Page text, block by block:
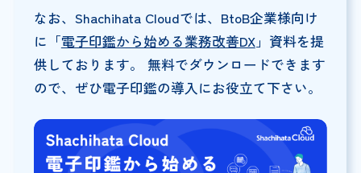
なお、Shachihata Cloudでは、BtoB企業様向け
に「電子印鑑から始める業務改善DX」資料を提
供しております。 無料でダウンロードできます
ので、ぜひ電子印鑑の導入にお役立て下さい。